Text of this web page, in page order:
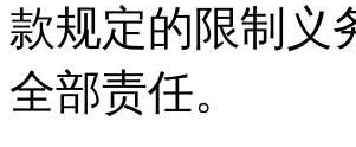
款规定的限制义
全部责任。